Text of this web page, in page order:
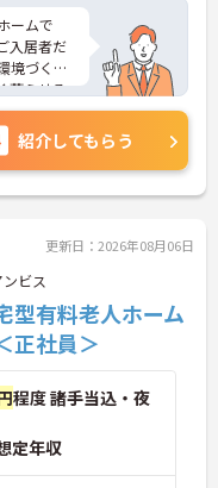
ームで
入居者だ
境づくり
暮らせる
しており
いてし
を実現で
頑張りが
味のある
紹介してもらう
更新日：2026年08月06日
ビス
型有料老人ホーム
正社員＞
程度 諸手当込・夜
定年収